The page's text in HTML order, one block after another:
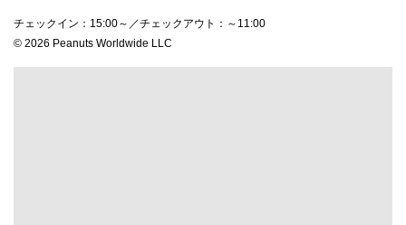
チェックイン：15:00～／チェックアウト：～11:00
© 2026 Peanuts Worldwide LLC